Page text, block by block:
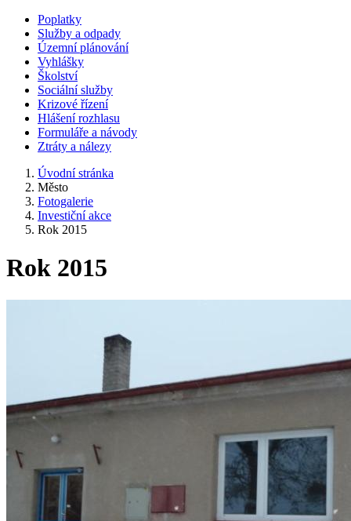
Poplatky
Služby a odpady
Územní plánování
Vyhlášky
Školství
Sociální služby
Krizové řízení
Hlášení rozhlasu
Formuláře a návody
Ztráty a nálezy
Úvodní stránka
Město
Fotogalerie
Investiční akce
Rok 2015
Rok 2015